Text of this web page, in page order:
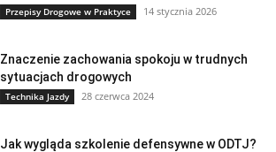
Przepisy Drogowe w Praktyce 14 stycznia 2026
Znaczenie zachowania spokoju w trudnych
sytuacjach drogowych
Technika Jazdy 28 czerwca 2024
Jak wygląda szkolenie defensywne w ODTJ?